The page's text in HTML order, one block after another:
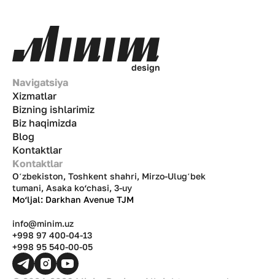
design
Navigatsiya
Xizmatlar
Bizning ishlarimiz
Biz haqimizda
Blog
Kontaktlar
Kontaktlar
Oʻzbekiston, Toshkent shahri, Mirzo-Ulugʻbek
tumani, Asaka ko‘chasi, 3-uy
Mo‘ljal: Darkhan Avenue TJM
info@minim.uz
+998 97 400-04-13
+998 95 540-00-05